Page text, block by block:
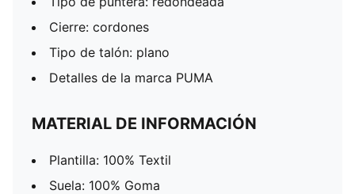
Cierre: cordones
Tipo de talón: plano
Detalles de la marca PUMA
MATERIAL DE INFORMACIÓN
Plantilla: 100% Textil
Suela: 100% Goma